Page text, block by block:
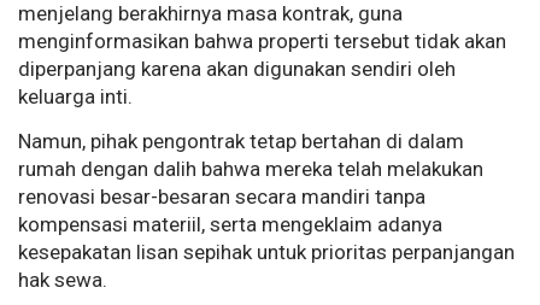
menjelang berakhirnya masa kontrak, guna
menginformasikan bahwa properti tersebut tidak akan
diperpanjang karena akan digunakan sendiri oleh
keluarga inti.
Namun, pihak pengontrak tetap bertahan di dalam
rumah dengan dalih bahwa mereka telah melakukan
renovasi besar-besaran secara mandiri tanpa
kompensasi materiil, serta mengeklaim adanya
kesepakatan lisan sepihak untuk prioritas perpanjangan
hak sewa.